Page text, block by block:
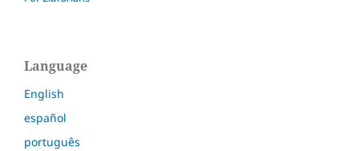
Language
English
español
português